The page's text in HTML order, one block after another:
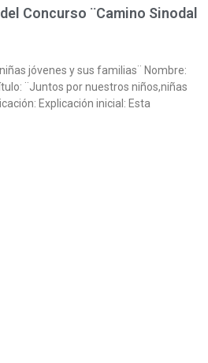
Concurso ¨Camino Sinodal
jóvenes y sus familias¨ Nombre:
¨Juntos por nuestros niños,niñas
Explicación inicial: Esta